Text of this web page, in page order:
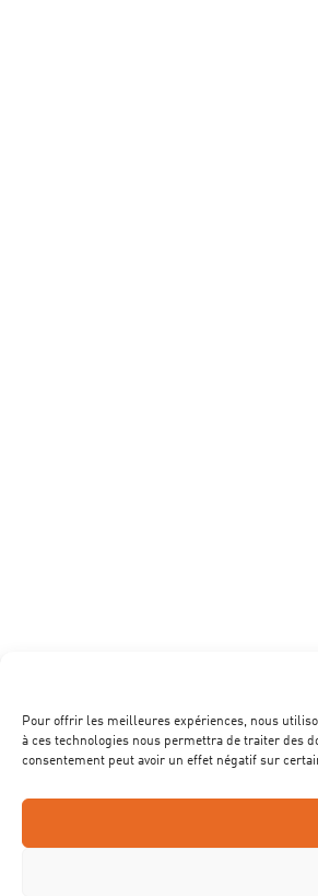
Pour offrir les meilleures expériences, nous
à ces technologies nous permettra de traiter des
consentement peut avoir un effet négatif sur